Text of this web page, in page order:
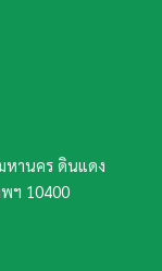
หานคร ดินแดง
ฯ​ 10400​